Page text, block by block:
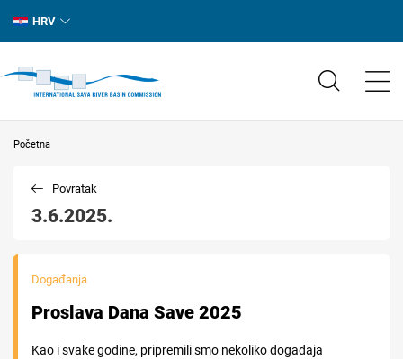
HRV
Početna
3.6.2025.
Povratak
Događanja
Proslava Dana Save 2025
Kao i svake godine, pripremili smo nekoliko događaja